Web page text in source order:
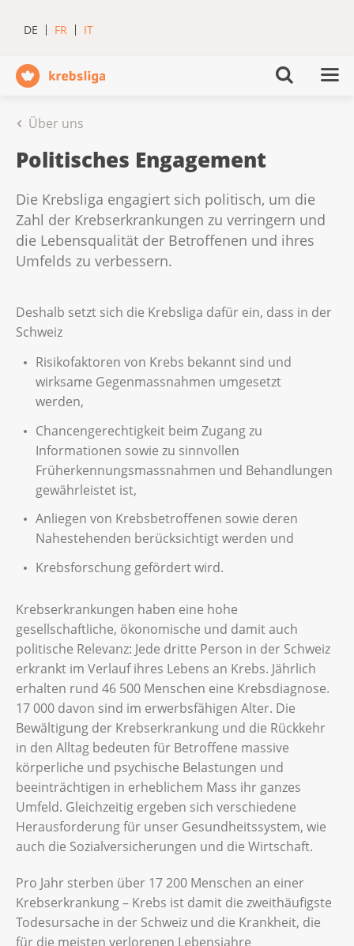
DE FR IT
Über uns
Politisches Engagement
Die Krebsliga engagiert sich politisch, um die
Zahl der Krebserkrankungen zu verringern und
die Lebensqualität der Betroffenen und ihres
Umfelds zu verbessern.
Deshalb setzt sich die Krebsliga dafür ein, dass in der
Schweiz
Risikofaktoren von Krebs bekannt sind und
wirksame Gegenmassnahmen umgesetzt
werden,
Chancengerechtigkeit beim Zugang zu
Informationen sowie zu sinnvollen
Früherkennungsmassnahmen und Behandlungen
gewährleistet ist,
Anliegen von Krebsbetroffenen sowie deren
Nahestehenden berücksichtigt werden und
Krebsforschung gefördert wird.
Krebserkrankungen haben eine hohe
gesellschaftliche, ökonomische und damit auch
politische Relevanz: Jede dritte Person in der Schweiz
erkrankt im Verlauf ihres Lebens an Krebs. Jährlich
erhalten rund 46 500 Menschen eine Krebsdiagnose.
17 000 davon sind im erwerbsfähigen Alter. Die
Bewältigung der Krebserkrankung und die Rückkehr
in den Alltag bedeuten für Betroffene massive
körperliche und psychische Belastungen und
beeinträchtigen in erheblichem Mass ihr ganzes
Umfeld. Gleichzeitig ergeben sich verschiedene
Herausforderung für unser Gesundheitssystem, wie
auch die Sozialversicherungen und die Wirtschaft.
Pro Jahr sterben über 17 200 Menschen an einer
Krebserkrankung – Krebs ist damit die zweithäufigste
Todesursache in der Schweiz und die Krankheit, die
für die meisten verlorenen Lebensjahre